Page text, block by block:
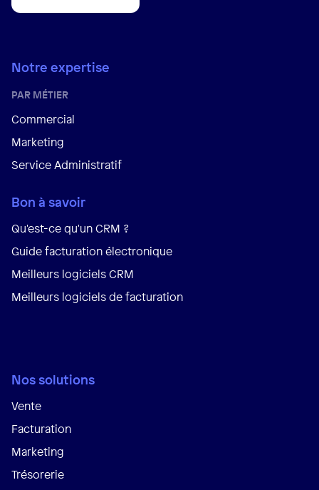
Notre expertise
PAR MÉTIER
Commercial
Marketing
Service Administratif
Bon à savoir
Qu'est-ce qu'un CRM ?
Guide facturation électronique
Meilleurs logiciels CRM
Meilleurs logiciels de facturation
Nos solutions
Vente
Facturation
Marketing
Trésorerie